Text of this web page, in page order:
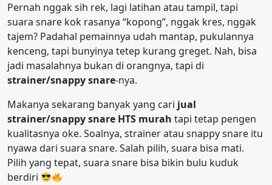
Pernah nggak sih rek, lagi latihan atau tampil, tapi
suara snare kok rasanya “kopong”, nggak kres, nggak
tajem? Padahal pemainnya udah mantap, pukulannya
kenceng, tapi bunyinya tetep kurang greget. Nah, bisa
jadi masalahnya bukan di orangnya, tapi di
strainer/snappy snare-nya.
Makanya sekarang banyak yang cari jual
strainer/snappy snare HTS murah tapi tetap pengen
kualitasnya oke. Soalnya, strainer atau snappy snare itu
nyawa dari suara snare. Salah pilih, suara bisa mati.
Pilih yang tepat, suara snare bisa bikin bulu kuduk
berdiri